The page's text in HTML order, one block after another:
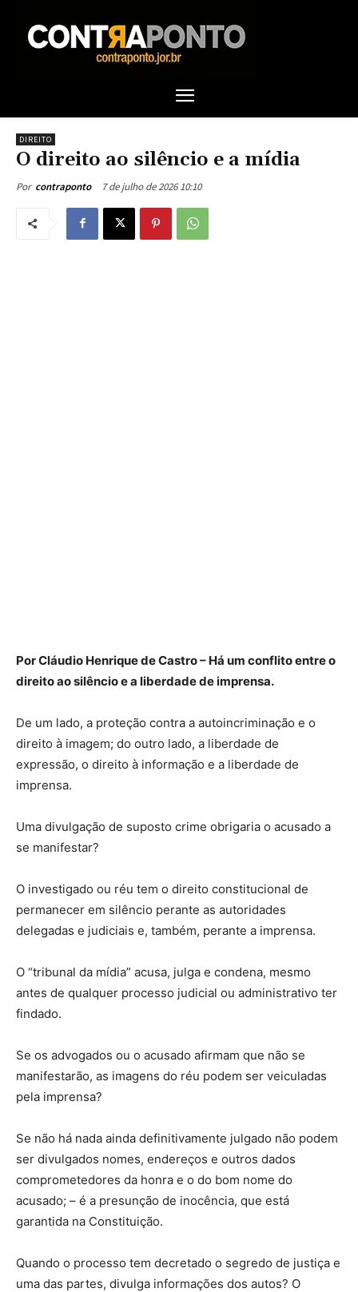
DIREITO
O direito ao silêncio e a mídia
Por contraponto 7 de julho de 2026 10:10
Por Cláudio Henrique de Castro – Há um conflito entre o
direito ao silêncio e a liberdade de imprensa.
De um lado, a proteção contra a autoincriminação e o
direito à imagem; do outro lado, a liberdade de
expressão, o direito à informação e a liberdade de
imprensa.
Uma divulgação de suposto crime obrigaria o acusado a
se manifestar?
O investigado ou réu tem o direito constitucional de
permanecer em silêncio perante as autoridades
delegadas e judiciais e, também, perante a imprensa.
O “tribunal da mídia” acusa, julga e condena, mesmo
antes de qualquer processo judicial ou administrativo ter
findado.
Se os advogados ou o acusado afirmam que não se
manifestarão, as imagens do réu podem ser veiculadas
pela imprensa?
Se não há nada ainda definitivamente julgado não podem
ser divulgados nomes, endereços e outros dados
comprometedores da honra e o do bom nome do
acusado; – é a presunção de inocência, que está
garantida na Constituição.
Quando o processo tem decretado o segredo de justiça e
uma das partes, divulga informações dos autos? O